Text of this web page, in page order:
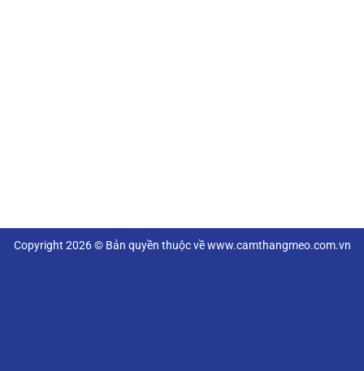
Copyright 2026 © Bản quyền thuộc về www.camthangmeo.com.vn